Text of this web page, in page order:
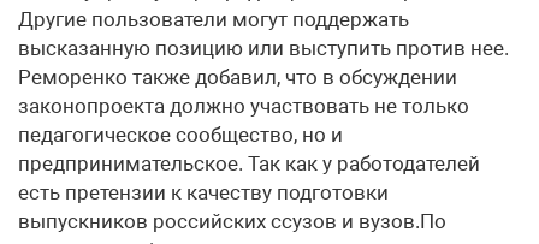
Другие пользователи могут поддержать
высказанную позицию или выступить против нее.
Реморенко также добавил, что в обсуждении
законопроекта должно участвовать не только
педагогическое сообщество, но и
предпринимательское. Так как у работодателей
есть претензии к качеству подготовки
выпускников российских ссузов и вузов.По